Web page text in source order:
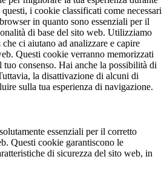
i cookie classificati come necessari
in quanto sono essenziali per il
di base del sito web. Utilizziamo
ci aiutano ad analizzare e capire
Questi cookie verranno memorizzati
consenso. Hai anche la possibilità di
la disattivazione di alcuni di
sulla tua esperienza di navigazione.
essenziali per il corretto
Questi cookie garantiscono le
di sicurezza del sito web, in